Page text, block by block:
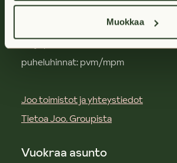
Muokkaa
joo@joo-kodit.fi
ma ja pe klo 9-15, ti-to klo 9-14
puheluhinnat: pvm/mpm
Joo toimistot ja yhteystiedot
Tietoa Joo. Groupista
Vuokraa asunto